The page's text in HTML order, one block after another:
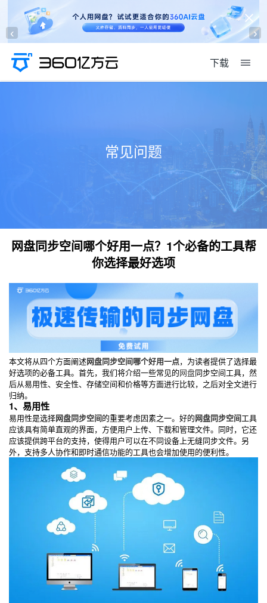
‹ ›
下载
常见问题
网盘同步空间哪个好用一点？1个必备的工具帮
你选择最好选项
本文将从四个方面阐述网盘同步空间哪个好用一点，为读者提供了选择最
好选项的必备工具。首先，我们将介绍一些常见的网盘同步空间工具，然
后从易用性、安全性、存储空间和价格等方面进行比较，之后对全文进行
归纳。
1、易用性
易用性是选择网盘同步空间的重要考虑因素之一。好的网盘同步空间工具
应该具有简单直观的界面，方便用户上传、下载和管理文件。同时，它还
应该提供跨平台的支持，使得用户可以在不同设备上无缝同步文件。另
外，支持多人协作和即时通信功能的工具也会增加使用的便利性。